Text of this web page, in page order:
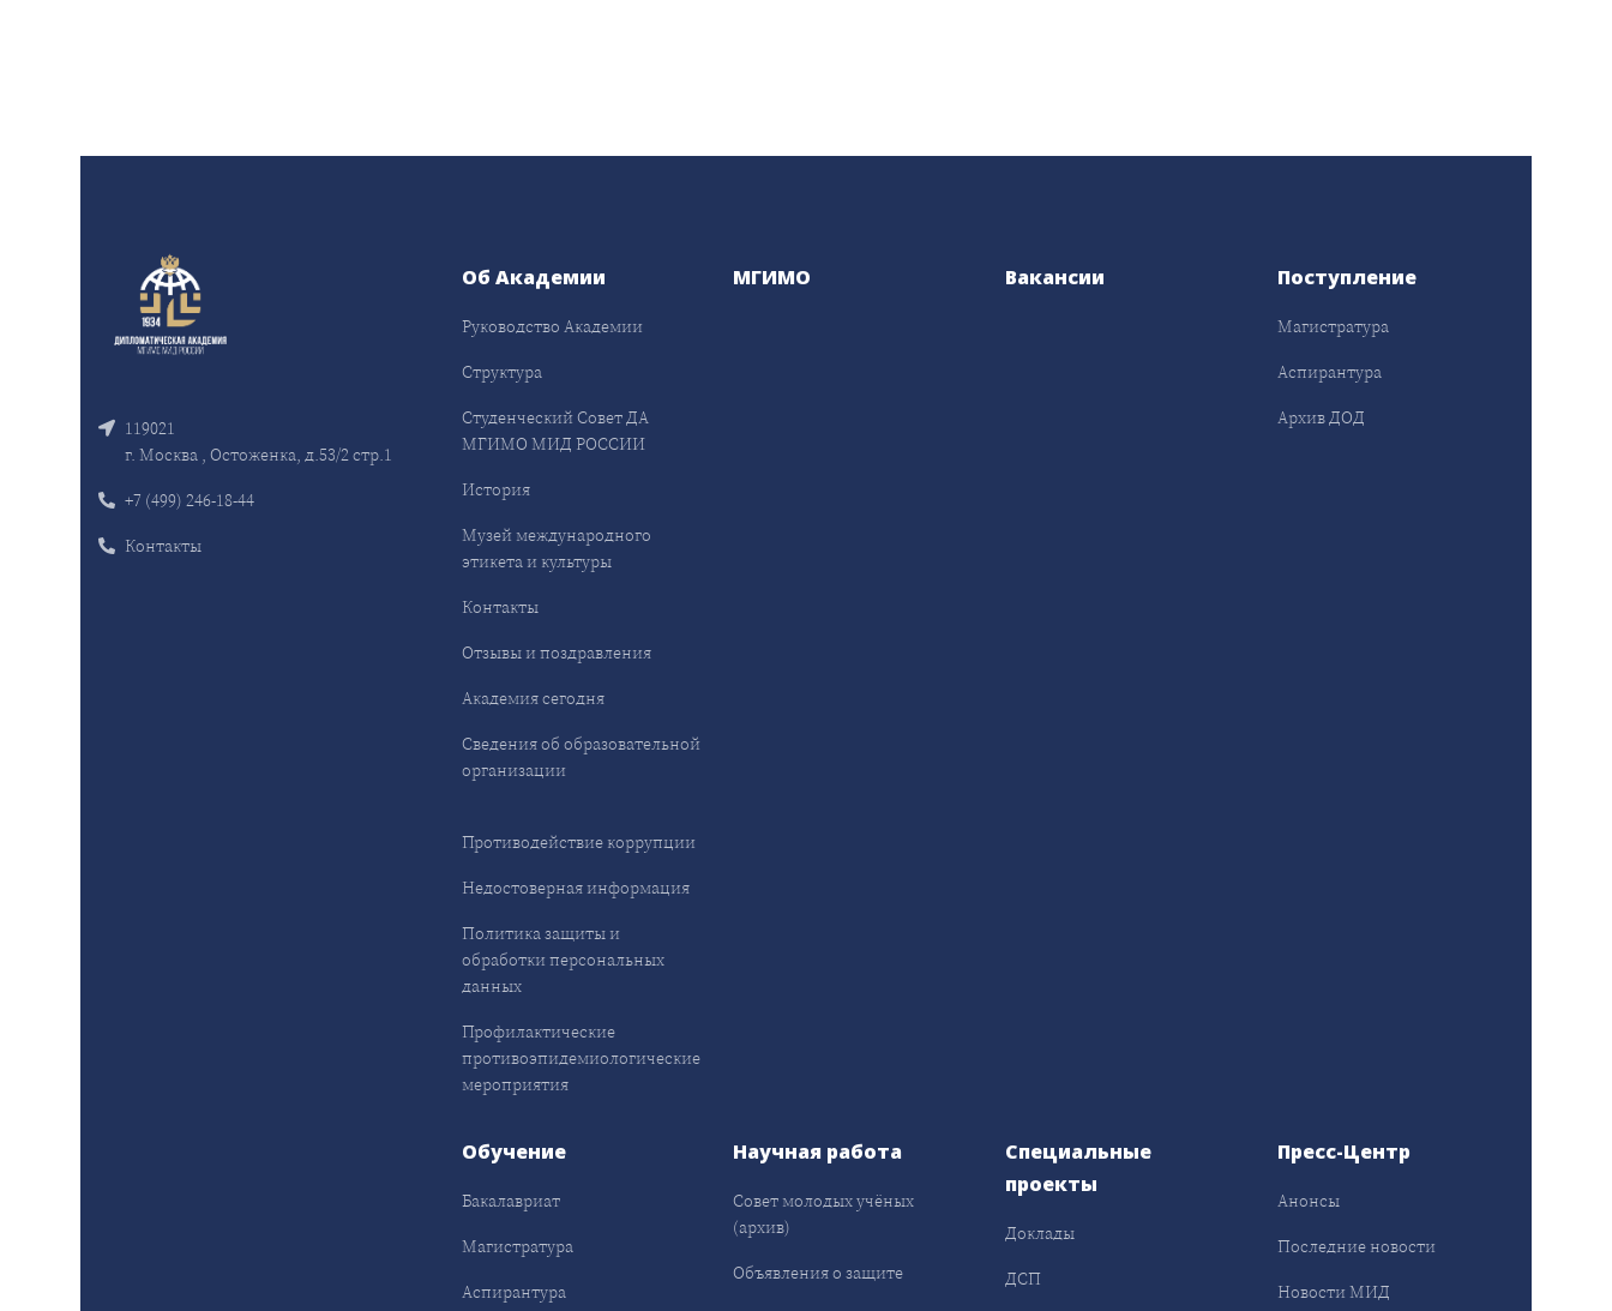
119021
г. Москва , Остоженка, д.53/2 стр.1
+7 (499) 246-18-44
Контакты
Об Академии
Руководство Академии
Структура
Студенческий Совет ДА
МГИМО МИД РОССИИ
История
Музей международного
этикета и культуры
Контакты
Отзывы и поздравления
Академия сегодня
Сведения об образовательной
организации
Противодействие коррупции
Недостоверная информация
Политика защиты и
обработки персональных
данных
Профилактические
противоэпидемиологические
мероприятия
МГИМО Вакансии Поступление
Магистратура
Аспирантура
Архив ДОД
Обучение
Бакалавриат
Магистратура
Аспирантура
Научная работа
Совет молодых учёных
(архив)
Объявления о защите
Специальные
проекты
Доклады
ДСП
Пресс-Центр
Анонсы
Последние новости
Новости МИД